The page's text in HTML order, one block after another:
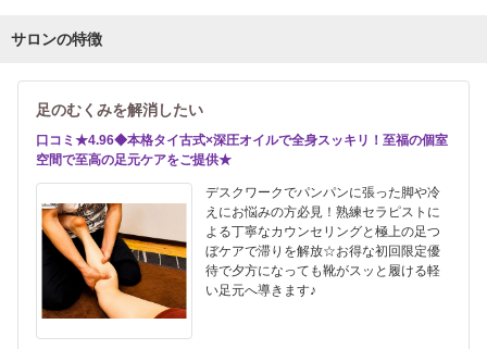
サロンの特徴
足のむくみを解消したい
口コミ★4.96◆本格タイ古式×深圧オイルで全身スッキリ！至福の個室
空間で至高の足元ケアをご提供★
デスクワークでパンパンに張った脚や冷
えにお悩みの方必見！熟練セラピストに
よる丁寧なカウンセリングと極上の足つ
ぼケアで滞りを解放☆お得な初回限定優
待で夕方になっても靴がスッと履ける軽
い足元へ導きます♪